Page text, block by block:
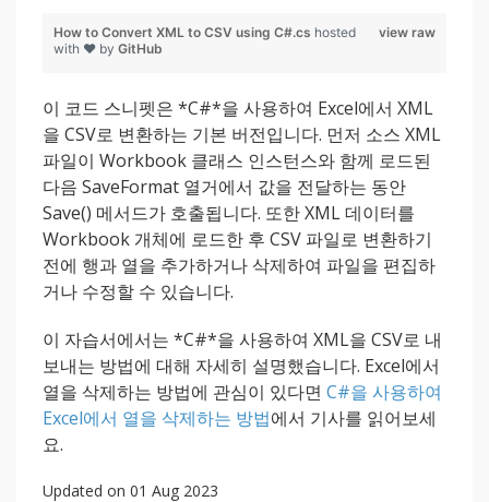
view raw
How to Convert XML to CSV using C#.cs hosted
with ❤ by GitHub
이 코드 스니펫은 *C#*을 사용하여 Excel에서 XML
을 CSV로 변환하는 기본 버전입니다. 먼저 소스 XML
파일이 Workbook 클래스 인스턴스와 함께 로드된
다음 SaveFormat 열거에서 값을 전달하는 동안
Save() 메서드가 호출됩니다. 또한 XML 데이터를
Workbook 개체에 로드한 후 CSV 파일로 변환하기
전에 행과 열을 추가하거나 삭제하여 파일을 편집하
거나 수정할 수 있습니다.
이 자습서에서는 *C#*을 사용하여 XML을 CSV로 내
보내는 방법에 대해 자세히 설명했습니다. Excel에서
열을 삭제하는 방법에 관심이 있다면 C#을 사용하여
Excel에서 열을 삭제하는 방법에서 기사를 읽어보세
요.
Updated on 01 Aug 2023